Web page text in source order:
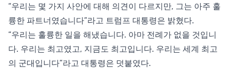
“우리는 몇 가지 사안에 대해 의견이 다르지만, 그는 아주 훌
륭한 파트너였습니다”라고 트럼프 대통령은 밝혔다.
“우리는 훌륭한 일을 해냈습니다. 아마 전례가 없을 것입니
다. 우리는 최고였고, 지금도 최고입니다. 우리는 세계 최고
의 군대입니다”라고 대통령은 덧붙였다.